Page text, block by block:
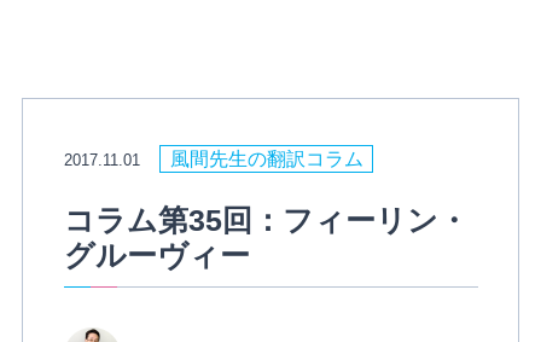
2017.11.01 風間先生の翻訳コラム
コラム第35回：フィーリン・
グルーヴィー